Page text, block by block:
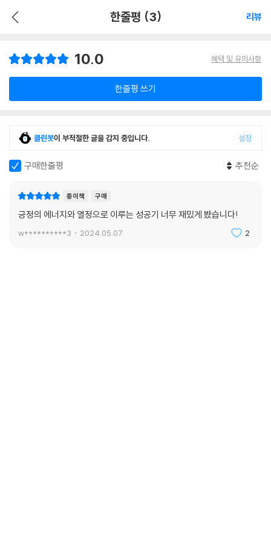
한줄평 (3) 리뷰
10.0 혜택 및 유의사항
한줄평 쓰기
클린봇이 부적절한 글을 감지 중입니다. 설정
구매한줄평 추천순
종이책 구매
긍정의 에너지와 열정으로 이루는 성공기 너무 재밌게 봤습니다!
w**********3 2024.05.07. 2